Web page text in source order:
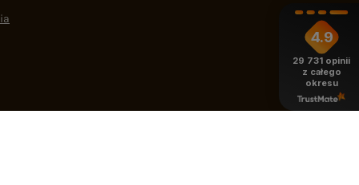
4.9
29 731 opinii
z całego
okresu